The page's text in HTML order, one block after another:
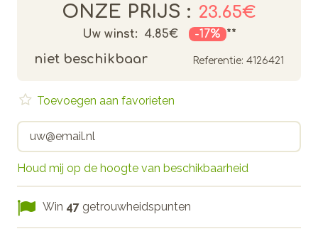
ONZE PRIJS : 23.65€
Uw winst: 4.85€ -17% **
niet beschikbaar Referentie: 4126421
Houd mij op de hoogte van beschikbaarheid
Toevoegen aan favorieten
Win 47 getrouwheidspunten